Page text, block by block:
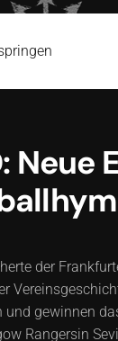
Neue
der
gewinnen
Rangersin